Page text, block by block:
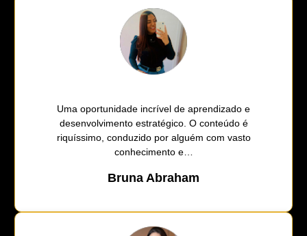
Uma oportunidade incrível de aprendizado e
desenvolvimento estratégico. O conteúdo é
riquíssimo, conduzido por alguém com vasto
conhecimento e…
Bruna Abraham